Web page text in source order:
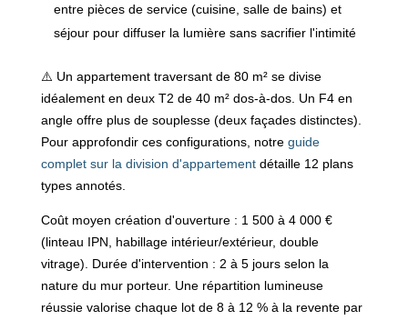
entre pièces de service (cuisine, salle de bains) et
séjour pour diffuser la lumière sans sacrifier l'intimité
⚠️ Un appartement traversant de 80 m² se divise
idéalement en deux T2 de 40 m² dos-à-dos. Un F4 en
angle offre plus de souplesse (deux façades distinctes).
Pour approfondir ces configurations, notre guide
complet sur la division d'appartementdétaille 12 plans
types annotés.
Coût moyen création d'ouverture : 1 500 à 4 000 €
(linteau IPN, habillage intérieur/extérieur, double
vitrage). Durée d'intervention : 2 à 5 jours selon la
nature du mur porteur. Une répartition lumineuse
réussie valorise chaque lot de 8 à 12 % à la revente par